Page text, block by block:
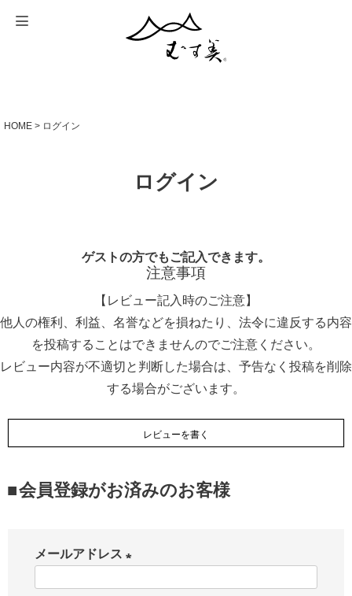
HOME ログイン
ログイン
ゲストの方でもご記入できます。
注意事項
【レビュー記入時のご注意】
他人の権利、利益、名誉などを損ねたり、法令に違反する内容
を投稿することはできませんのでご注意ください。
レビュー内容が不適切と判断した場合は、予告なく投稿を削除
する場合がございます。
レビューを書く
会員登録がお済みのお客様
メールアドレス